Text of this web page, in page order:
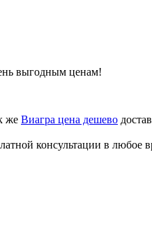
выгодным ценам!
же Виагра цена дешево
консультации в любое